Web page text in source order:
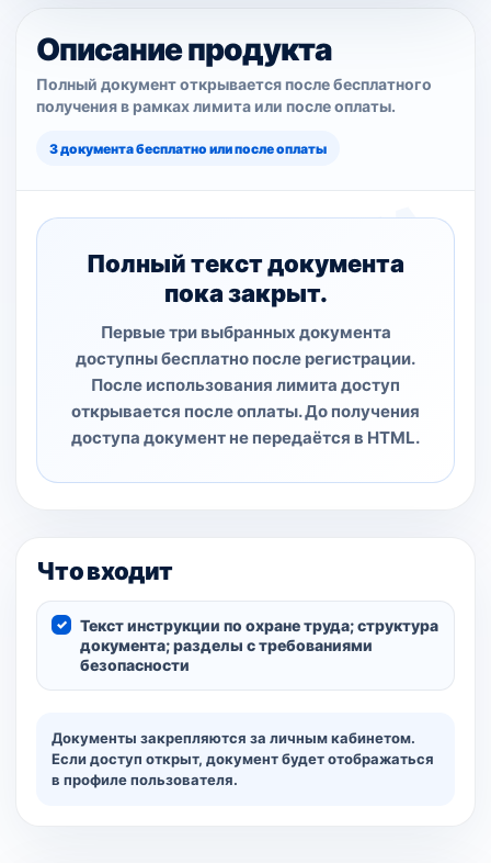
Описание продукта
Полный документ открывается после бесплатного
получения в рамках лимита или после оплаты.
3 документа бесплатно или после оплаты
Полный текст документа
пока закрыт.
Первые три выбранных документа
доступны бесплатно после регистрации.
После использования лимита доступ
открывается после оплаты. До получения
доступа документ не передаётся в HTML.
Что входит
Текст инструкции по охране труда; структура
документа; разделы с требованиями
безопасности
Документы закрепляются за личным кабинетом.
Если доступ открыт, документ будет отображаться
в профиле пользователя.